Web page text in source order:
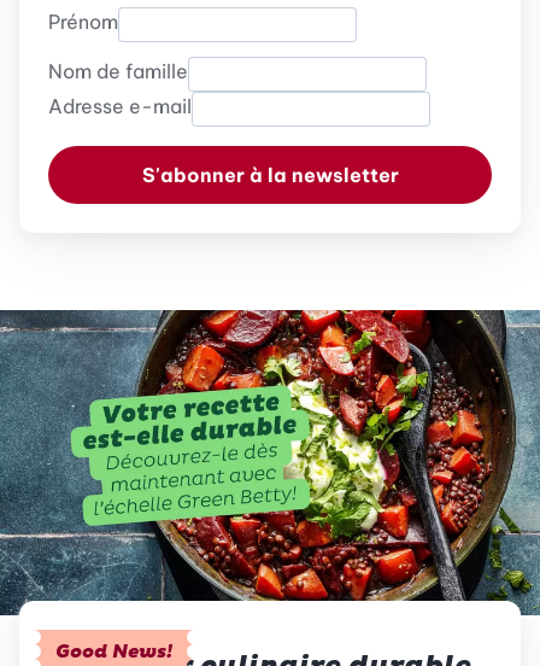
Prénom
Nom de famille
Adresse e-mail
S'abonner à la newsletter
Good News!